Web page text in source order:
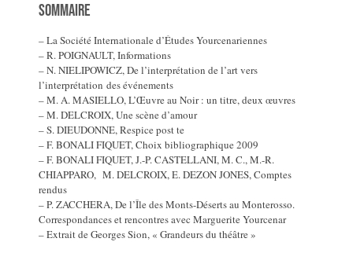
Sommaire
– La Société Internationale d’Études Yourcenariennes
– R. POIGNAULT, Informations
– N. NIELIPOWICZ, De l’interprétation de l’art vers
l’interprétation des événements
– M. A. MASIELLO, L’Œuvre au Noir : un titre, deux œuvres
– M. DELCROIX, Une scène d’amour
– S. DIEUDONNE, Respice post te
– F. BONALI FIQUET, Choix bibliographique 2009
– F. BONALI FIQUET, J.-P. CASTELLANI, M. C., M.-R.
CHIAPPARO, M. DELCROIX, E. DEZON JONES, Comptes
rendus
– P. ZACCHERA, De l’Île des Monts-Déserts au Monterosso.
Correspondances et rencontres avec Marguerite Yourcenar
– Extrait de Georges Sion, « Grandeurs du théâtre »